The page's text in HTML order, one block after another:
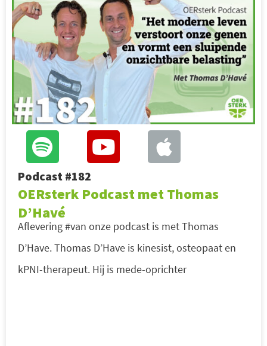
Podcast #182
OERsterk Podcast met Thomas
D’Havé
Aflevering #van onze podcast is met Thomas
D’Have. Thomas D’Have is kinesist, osteopaat en
kPNI-therapeut. Hij is mede-oprichter